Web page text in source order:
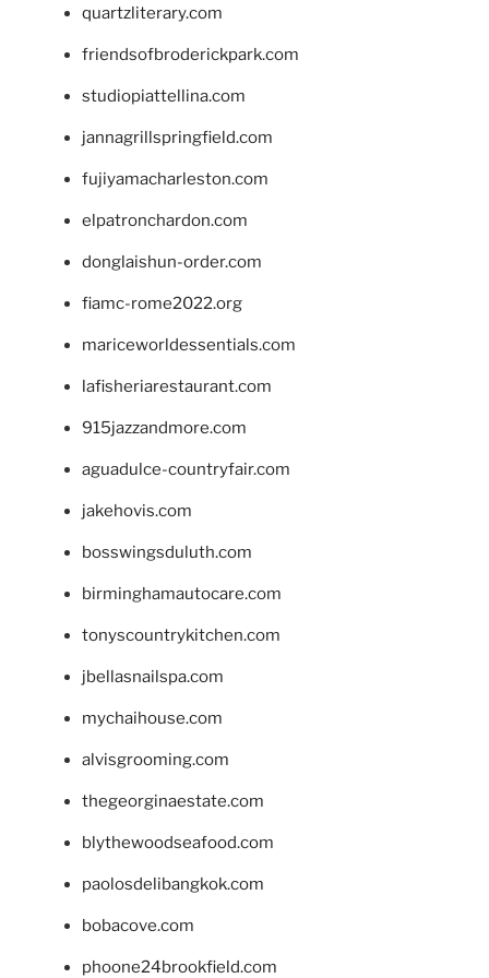
quartzliterary.com
friendsofbroderickpark.com
studiopiattellina.com
jannagrillspringfield.com
fujiyamacharleston.com
elpatronchardon.com
donglaishun-order.com
fiamc-rome2022.org
mariceworldessentials.com
lafisheriarestaurant.com
915jazzandmore.com
aguadulce-countryfair.com
jakehovis.com
bosswingsduluth.com
birminghamautocare.com
tonyscountrykitchen.com
jbellasnailspa.com
mychaihouse.com
alvisgrooming.com
thegeorginaestate.com
blythewoodseafood.com
paolosdelibangkok.com
bobacove.com
phoone24brookfield.com